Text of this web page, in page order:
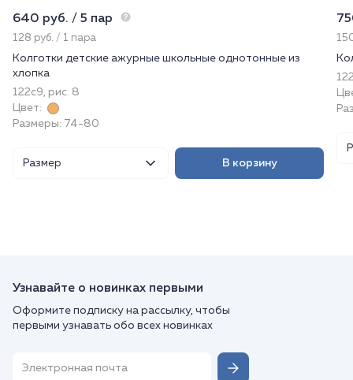
640 руб. / 5 пар
128 руб. / 1 пара
Колготки детские ажурные школьные однотонные из
хлопка
122с9, рис. 8
Цвет:
Размеры: 74-80
Размер В корзину
Узнавайте о новинках первыми
Оформите подписку на рассылку, чтобы
первыми узнавать обо всех новинках